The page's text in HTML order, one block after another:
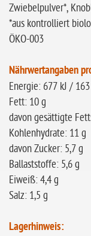
Zwiebelpulver*,
*aus kontrolliert
ÖKO-003
Nährwertangaben
Energie: 677 kJ /
Fett: 10 g
davon gesättigte
Kohlenhydrate: 11 g
davon Zucker: 5,7 g
Ballaststoffe: 5,6 g
Eiweiß: 4,4 g
Salz: 1,5 g
Lagerhinweis: